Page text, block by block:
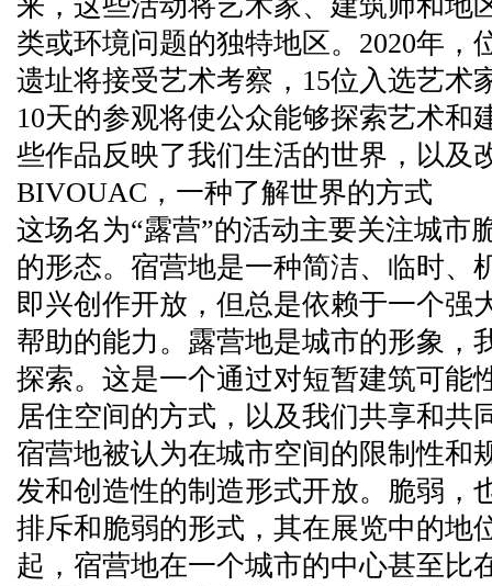
类或环境问题的独特地区。2020年，
遗址将接受艺术考察，15位入选艺术
10天的参观将使公众能够探索艺术和
些作品反映了我们生活的世界，以及
BIVOUAC，一种了解世界的方式
这场名为“露营”的活动主要关注城市
的形态。宿营地是一种简洁、临时、
即兴创作开放，但总是依赖于一个强
帮助的能力。露营地是城市的形象，
探索。这是一个通过对短暂建筑可能
居住空间的方式，以及我们共享和共
宿营地被认为在城市空间的限制性和
发和创造性的制造形式开放。脆弱，
排斥和脆弱的形式，其在展览中的地
起，宿营地在一个城市的中心甚至比